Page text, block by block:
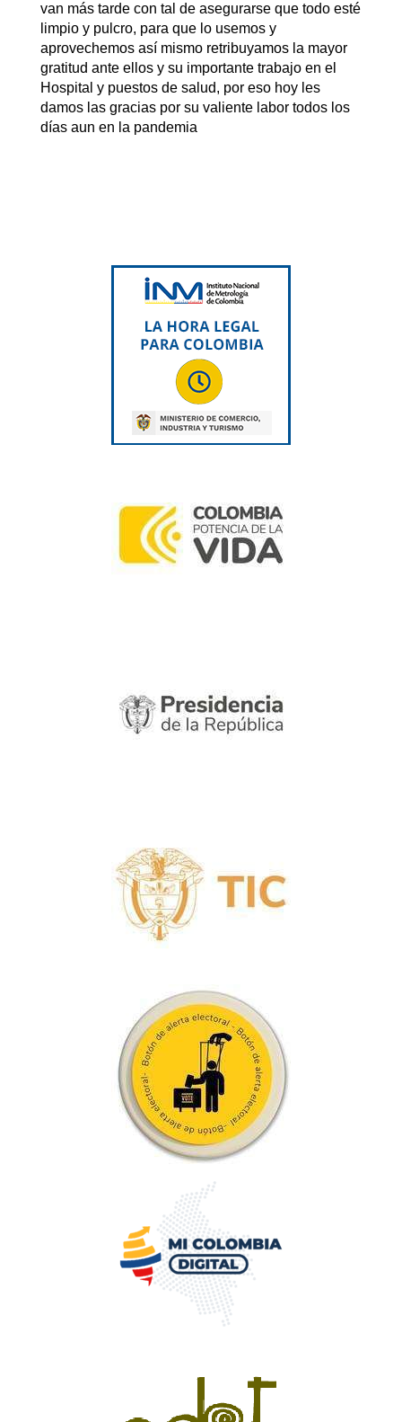
van más tarde con tal de asegurarse que todo esté
limpio y pulcro, para que lo usemos y
aprovechemos así mismo retribuyamos la mayor
gratitud ante ellos y su importante trabajo en el
Hospital y puestos de salud, por eso hoy les
damos las gracias por su valiente labor todos los
días aun en la pandemia